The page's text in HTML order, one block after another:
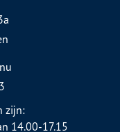
zijn:
14.00-17.15